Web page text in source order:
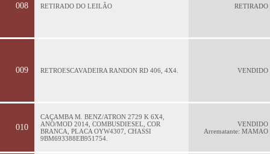
008 RETIRADO DO LEILÃO RETIRADO
009 RETROESCAVADEIRA RANDON RD 406, 4X4. VENDIDO
010
CAÇAMBA M. BENZ/ATRON 2729 K 6X4,
ANO/MOD 2014, COMBUSDIESEL, COR
BRANCA, PLACA OYW4307, CHASSI
9BM693388EB951754.
VENDIDO
Arrematante: MAMAO